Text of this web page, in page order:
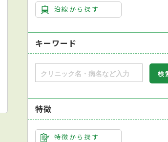
沿線から探す
キーワード
特徴
特徴から探す